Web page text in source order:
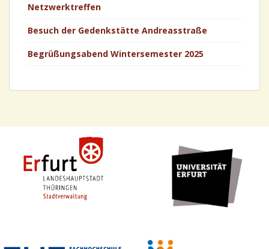
Netzwerktreffen
Besuch der Gedenkstätte Andreasstraße
Begrüßungsabend Wintersemester 2025